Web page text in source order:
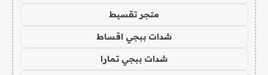
متجر تقسيط
شدات ببجي اقساط
شدات ببجي تمارا